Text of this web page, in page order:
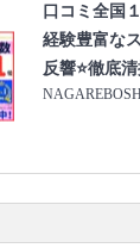
口コミ全国
経験豊富な
反響⭐徹底清